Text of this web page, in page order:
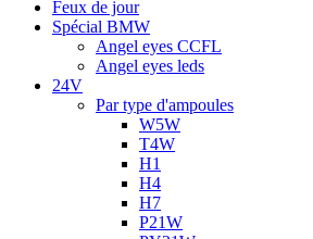
Feux de jour
Spécial BMW
Angel eyes CCFL
Angel eyes leds
24V
Par type d'ampoules
W5W
T4W
H1
H4
H7
P21W